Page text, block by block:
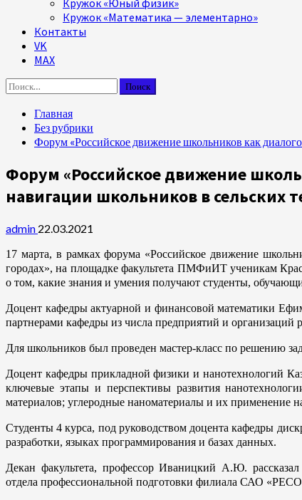
Кружок «Юный физик»
Кружок «Математика — элементарно»
Контакты
VK
MAX
Найти:
Главная
Без рубрики
Форум «Российское движение школьников как
Форум «Российское движение
навигации школьников в сельских
admin 22.03.2021
17 марта, в рамках форума «Российское движение
городах», на площадке факультета ПМФиИТ ученикам
о том, какие знания и умения получают студенты,
Доцент кафедры актуарной и финансовой математики
партнерами кафедры из числа предприятий и
Для школьников был проведен мастер-класс по решению
Доцент кафедры прикладной физики и нанотехнологий
ключевые этапы и перспективы развития
материалов; углеродные наноматериалы и их применение
Студенты 4 курса, под руководством доцента кафедры
разработки, языках программирования и базах данных.
Декан факультета, профессор Иваницкий А.Ю.
отдела профессиональной подготовки филиала САО